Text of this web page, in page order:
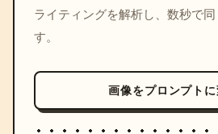
ライティングを解析し、数秒で
す。
画像をプロンプト